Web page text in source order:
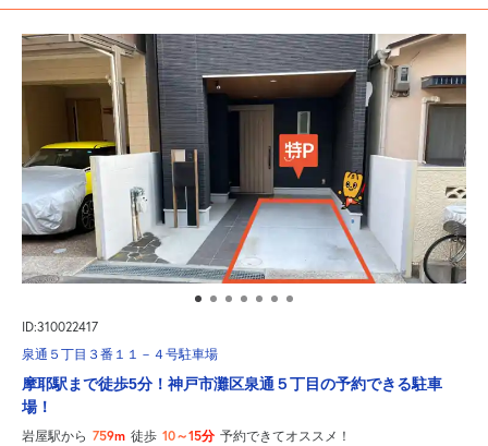
ID:310022417
泉通５丁目３番１１－４号駐車場
摩耶駅まで徒歩5分！神戸市灘区泉通５丁目の予約できる駐車
場！
岩屋駅から 759m 徒歩 10～15分 予約できてオススメ！